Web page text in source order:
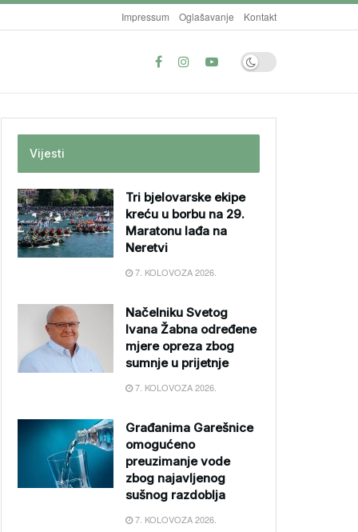
Impressum Oglašavanje Kontakt
Vijesti
Tri bjelovarske ekipe
kreću u borbu na 29.
Maratonu lađa na
Neretvi
7. KOLOVOZA 2026.
Načelniku Svetog
Ivana Žabna određene
mjere opreza zbog
sumnje u prijetnje
7. KOLOVOZA 2026.
Građanima Garešnice
omogućeno
preuzimanje vode
zbog najavljenog
sušnog razdoblja
7. KOLOVOZA 2026.